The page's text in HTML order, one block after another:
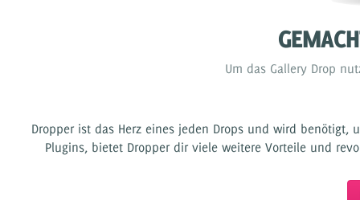
Um das Gallery Drop
Dropper ist das Herz eines jeden Drops und wird
Plugins, bietet Dropper dir viele weitere Vorteile und